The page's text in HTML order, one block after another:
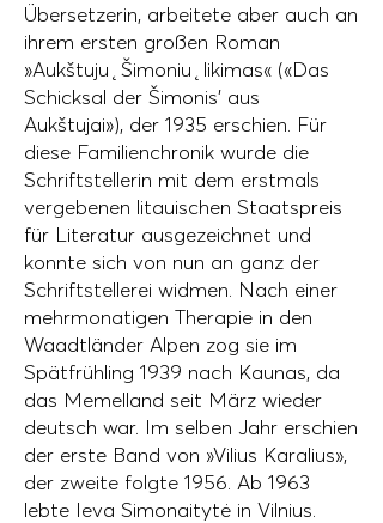
Übersetzerin, arbeitete aber auch an
ihrem ersten großen Roman
»Aukštuju ̨ Šimoniu ̨ likimas« («Das
Schicksal der Šimonis’ aus
Aukštujai»), der 1935 erschien. Für
diese Familienchronik wurde die
Schriftstellerin mit dem erstmals
vergebenen litauischen Staatspreis
für Literatur ausgezeichnet und
konnte sich von nun an ganz der
Schriftstellerei widmen. Nach einer
mehrmonatigen Therapie in den
Waadtländer Alpen zog sie im
Spätfrühling 1939 nach Kaunas, da
das Memelland seit März wieder
deutsch war. Im selben Jahr erschien
der erste Band von »Vilius Karalius»,
der zweite folgte 1956. Ab 1963
lebte Ieva Simonaitytė in Vilnius.